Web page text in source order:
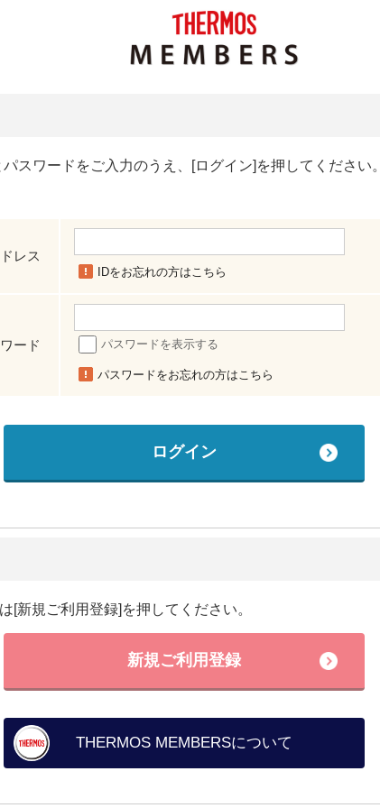
スワードをご入力のうえ、[ログイン]を押してください。
レス
IDをお忘れの方はこちら
ード パスワードを表示する
パスワードをお忘れの方はこちら
[新規ご利用登録]を押してください。
新規ご利用登録
THERMOS MEMBERSについて